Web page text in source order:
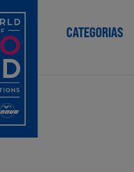
CATEGORIAS